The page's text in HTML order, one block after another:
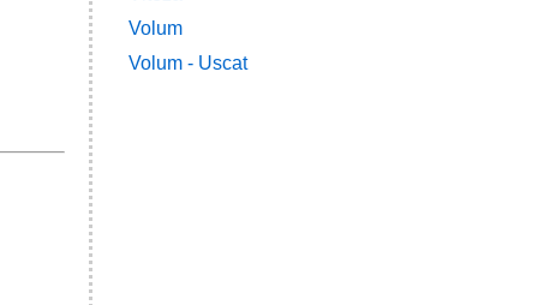
Volum
Volum - Uscat